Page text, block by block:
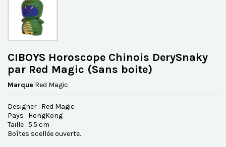
CIBOYS Horoscope Chinois DerySnaky
par Red Magic (Sans boite)
Marque Red Magic
Designer : Red Magic
Pays : HongKong
Taille : 5.5 cm
Boîtes scellée ouverte.